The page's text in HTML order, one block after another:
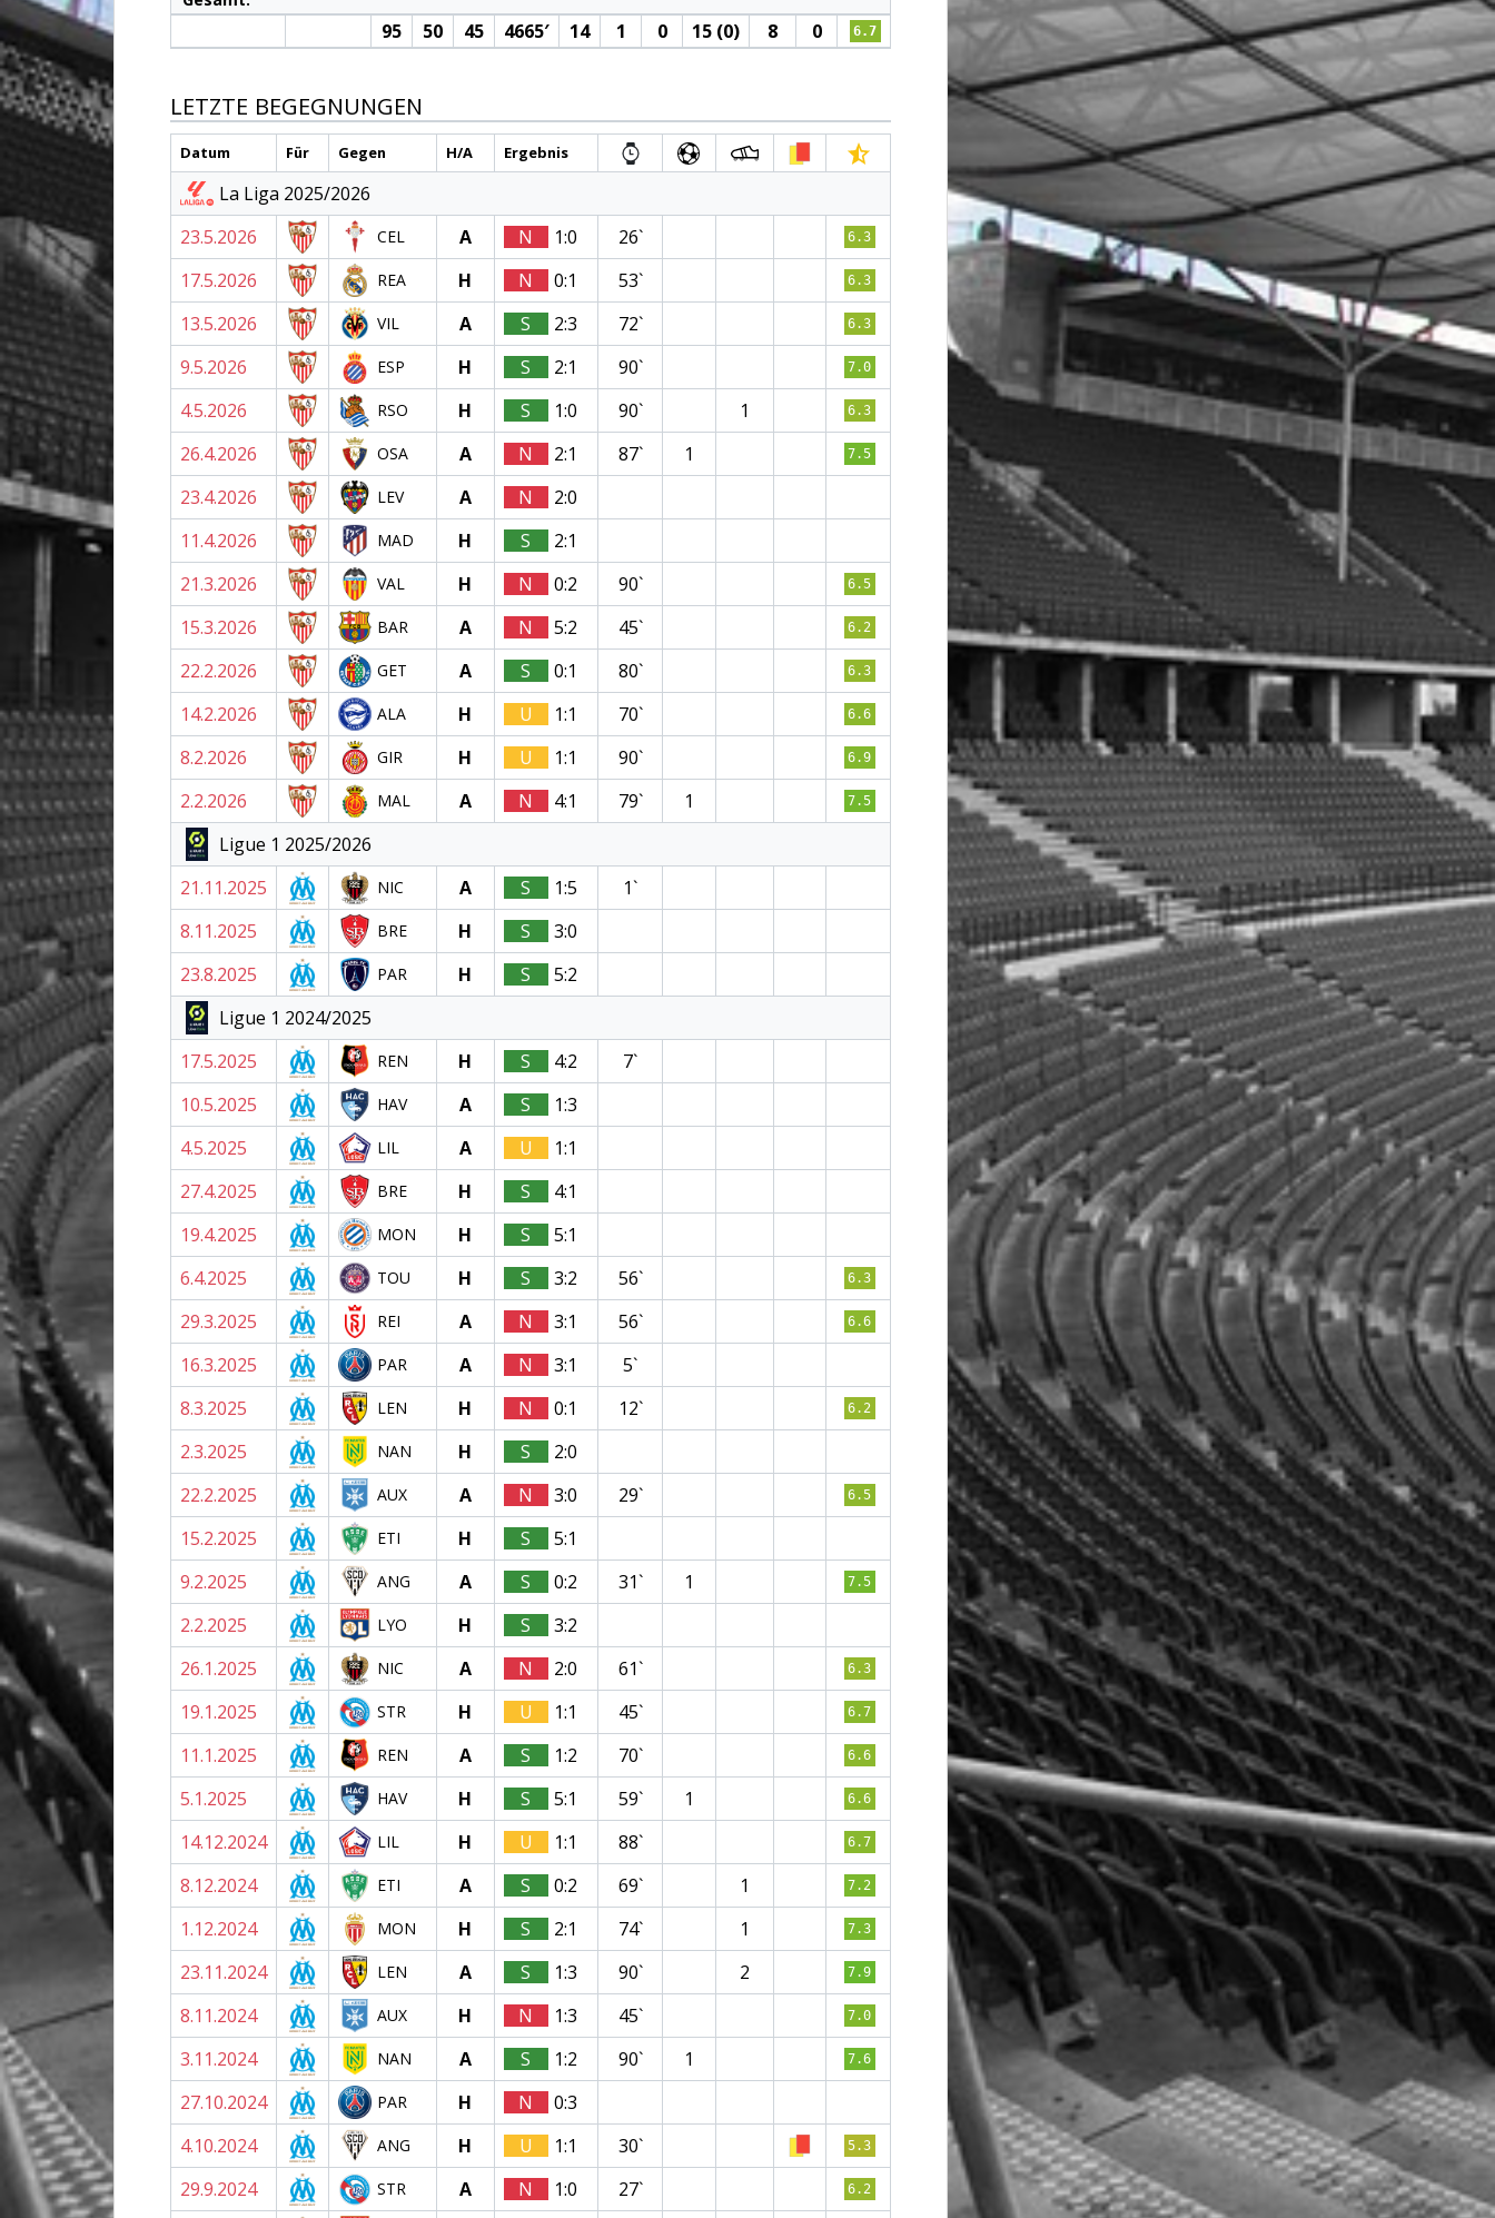
95 50 45 4665′ 14 1 0 15 (0) 8 0 6.7
LETZTE BEGEGNUNGEN
Datum Für Gegen H/A Ergebnis
La Liga 2025/2026
23.5.2026
CEL A N 1:0 26` 6.3
17.5.2026 REA H N 0:1 53` 6.3
13.5.2026 VIL A S 2:3 72` 6.3
9.5.2026 ESP H S 2:1 90` 7.0
4.5.2026 RSO H S 1:0 90` 1 6.3
26.4.2026 OSA A N 2:1 87` 1 7.5
23.4.2026 LEV A N
2:0
11.4.2026
MAD H S
2:1
21.3.2026
VAL H N 0:2 90` 6.5
15.3.2026 BAR A N 5:2 45` 6.2
22.2.2026 GET A S 0:1 80` 6.3
14.2.2026 ALA H U 1:1 70` 6.6
8.2.2026 GIR H U 1:1 90` 6.9
2.2.2026 MAL A N 4:1 79` 1 7.5
Ligue 1 2025/2026
21.11.2025
NIC A S 1:5
1`
8.11.2025
BRE H S
3:0
23.8.2025
PAR H S
5:2
Ligue 1 2024/2025
17.5.2025
REN H S 4:2
7`
10.5.2025
HAV A S
1:3
4.5.2025
LIL A U
1:1
27.4.2025
BRE H S
4:1
19.4.2025
MON H S
5:1
6.4.2025
TOU H S 3:2 56` 6.3
29.3.2025 REI A N 3:1 56` 6.6
16.3.2025 PAR A N 3:1
5`
8.3.2025
LEN H N 0:1 12` 6.2
2.3.2025 NAN H S
2:0
22.2.2025
AUX A N 3:0 29` 6.5
15.2.2025 ETI H S
5:1
9.2.2025
ANG A S 0:2 31` 1 7.5
2.2.2025 LYO H S
3:2
26.1.2025
NIC A N 2:0 61` 6.3
19.1.2025 STR H U 1:1 45` 6.7
11.1.2025 REN A S 1:2 70` 6.6
5.1.2025 HAV H S 5:1 59` 1 6.6
14.12.2024 LIL H U 1:1 88` 6.7
8.12.2024 ETI A S 0:2 69` 1 7.2
1.12.2024 MON H S 2:1 74` 1 7.3
23.11.2024 LEN A S 1:3 90` 2 7.9
8.11.2024 AUX H N 1:3 45` 7.0
3.11.2024 NAN A S 1:2 90` 1 7.6
27.10.2024 PAR H N
0:3
4.10.2024
ANG H U 1:1 30` 5.3
29.9.2024 STR A N 1:0 27` 6.2